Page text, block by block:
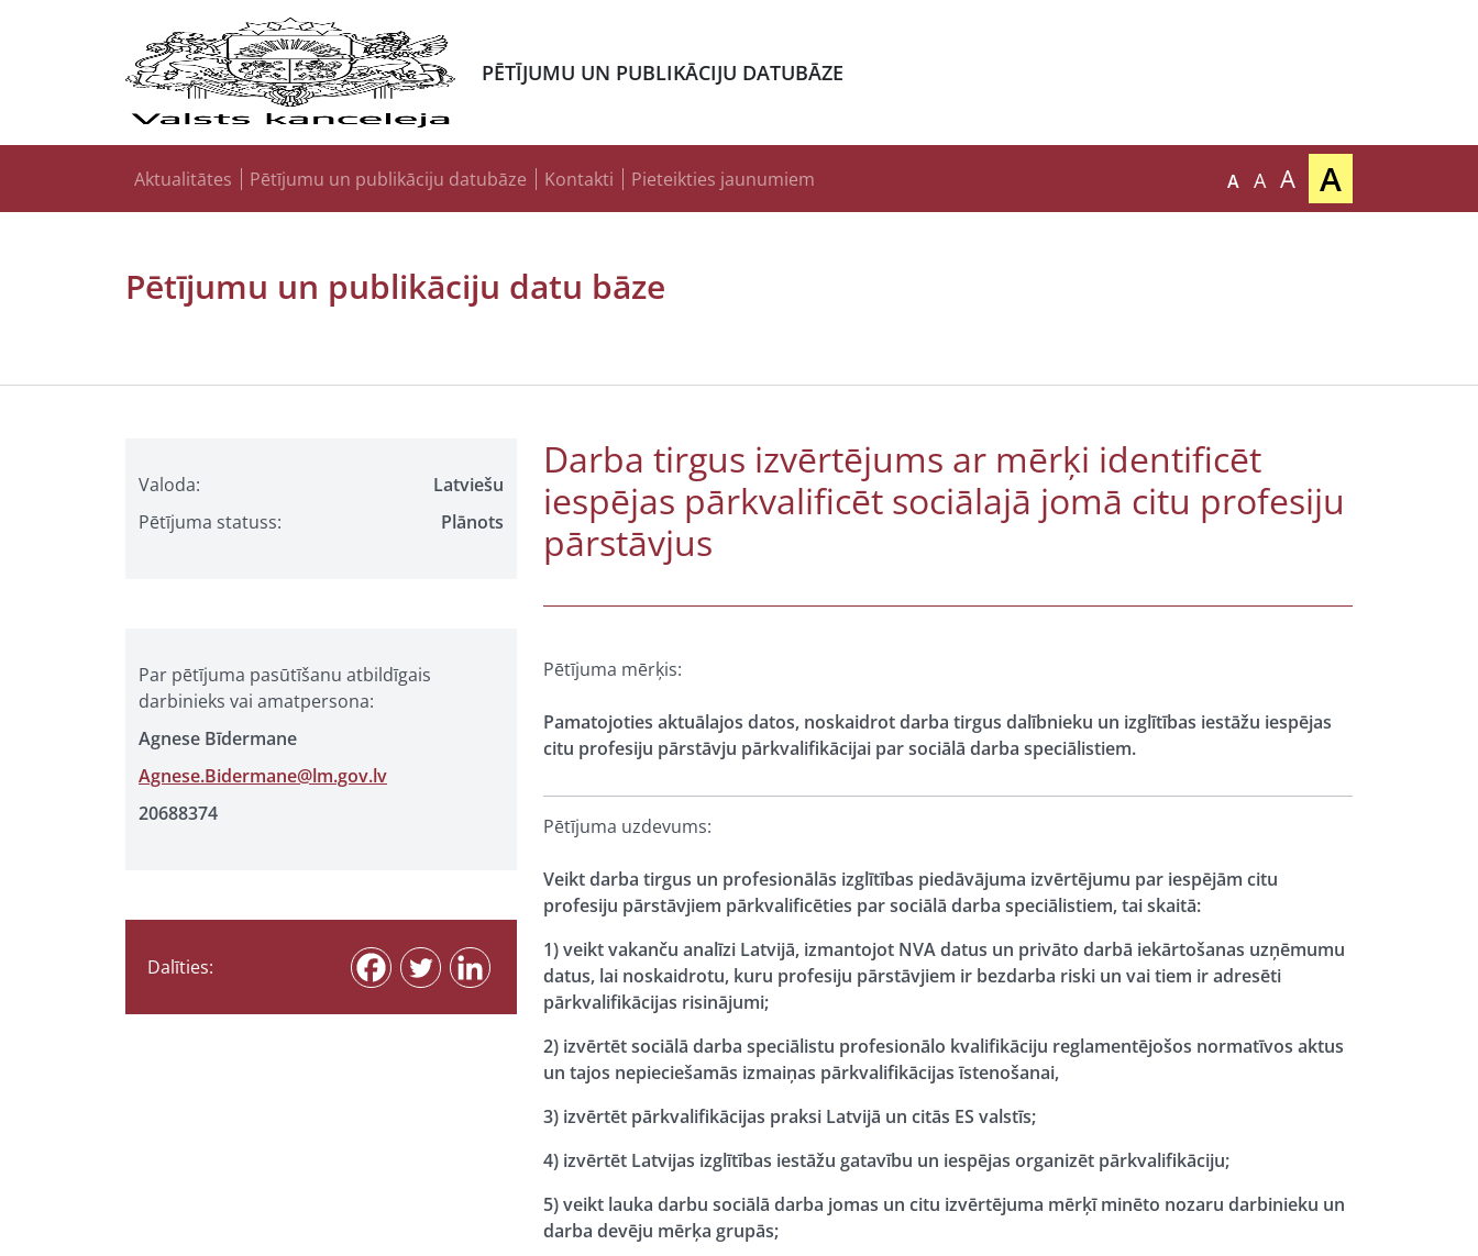
PĒTĪJUMU UN PUBLIKĀCIJU DATUBĀZE
Aktualitātes Pētījumu un publikāciju datubāze Kontakti Pieteikties jaunumiem A A A A
Pētījumu un publikāciju datu bāze
Valoda:
Latviešu
Pētījuma statuss:
Plānots
Par pētījuma pasūtīšanu atbildīgais
darbinieks vai amatpersona:
Agnese Bīdermane
Agnese.Bidermane@lm.gov.lv
20688374
Dalīties:
Darba tirgus izvērtējums ar mērķi identificēt
iespējas pārkvalificēt sociālajā jomā citu profesiju
pārstāvjus
Pētījuma mērķis:
Pamatojoties aktuālajos datos, noskaidrot darba tirgus dalībnieku un izglītības iestāžu iespējas
citu profesiju pārstāvju pārkvalifikācijai par sociālā darba speciālistiem.
Pētījuma uzdevums:
Veikt darba tirgus un profesionālās izglītības piedāvājuma izvērtējumu par iespējām citu
profesiju pārstāvjiem pārkvalificēties par sociālā darba speciālistiem, tai skaitā:
1) veikt vakanču analīzi Latvijā, izmantojot NVA datus un privāto darbā iekārtošanas uzņēmumu
datus, lai noskaidrotu, kuru profesiju pārstāvjiem ir bezdarba riski un vai tiem ir adresēti
pārkvalifikācijas risinājumi;
2) izvērtēt sociālā darba speciālistu profesionālo kvalifikāciju reglamentējošos normatīvos aktus
un tajos nepieciešamās izmaiņas pārkvalifikācijas īstenošanai,
3) izvērtēt pārkvalifikācijas praksi Latvijā un citās ES valstīs;
4) izvērtēt Latvijas izglītības iestāžu gatavību un iespējas organizēt pārkvalifikāciju;
5) veikt lauka darbu sociālā darba jomas un citu izvērtējuma mērķī minēto nozaru darbinieku un
darba devēju mērķa grupās;